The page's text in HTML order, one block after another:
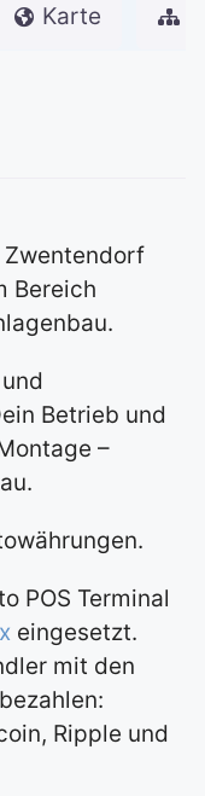
Karte
Zwentendorf
Bereich
Betrieb und
–
POS Terminal
eingesetzt.
mit den
Ripple und